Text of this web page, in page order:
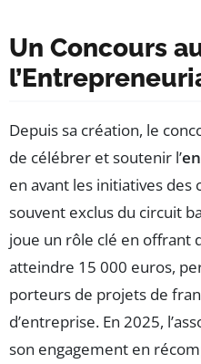
Un Concours
Depuis sa création, le
de célébrer et soutenir l’
en avant les initiatives des
souvent exclus du circuit
joue un rôle clé en offrant
atteindre 15 000 euros,
porteurs de projets de
d’entreprise. En 2025,
son engagement en